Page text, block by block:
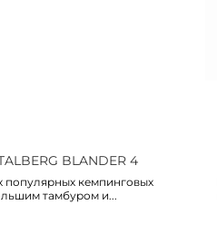
BLANDER 4
популярных кемпинговых
тамбуром и...